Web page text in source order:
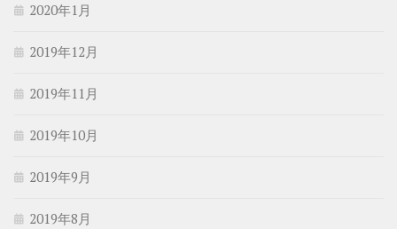
2020年1月
2019年12月
2019年11月
2019年10月
2019年9月
2019年8月